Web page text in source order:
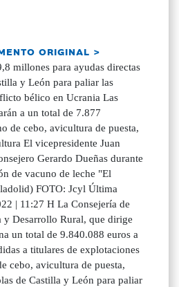
ORIGINAL >
millones para ayudas directas
y León para paliar las
bélico en Ucrania Las
a un total de 7.877
de cebo, avicultura de puesta,
El vicepresidente Juan
Gerardo Dueñas durante
de vacuno de leche "El
FOTO: Jcyl Última
| 11:27 H La Consejería de
y Desarrollo Rural, que dirige
un total de 9.840.088 euros a
a titulares de explotaciones
cebo, avicultura de puesta,
de Castilla y León para paliar